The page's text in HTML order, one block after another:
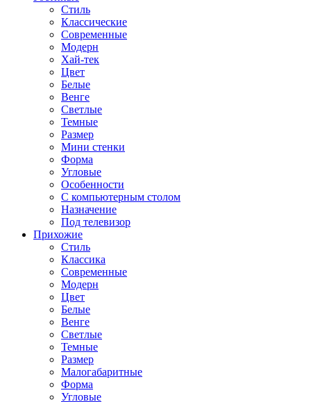
Стиль
Классические
Современные
Модерн
Хай-тек
Цвет
Белые
Венге
Светлые
Темные
Размер
Мини стенки
Форма
Угловые
Особенности
С компьютерным столом
Назначение
Под телевизор
Прихожие
Стиль
Классика
Современные
Модерн
Цвет
Белые
Венге
Светлые
Темные
Размер
Малогабаритные
Форма
Угловые